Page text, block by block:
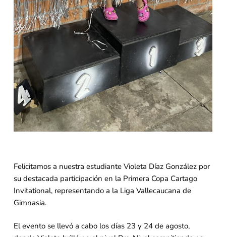
Felicitamos a nuestra estudiante Violeta Díaz González por
su destacada participación en la Primera Copa Cartago
Invitational, representando a la Liga Vallecaucana de
Gimnasia.
El evento se llevó a cabo los días 23 y 24 de agosto,